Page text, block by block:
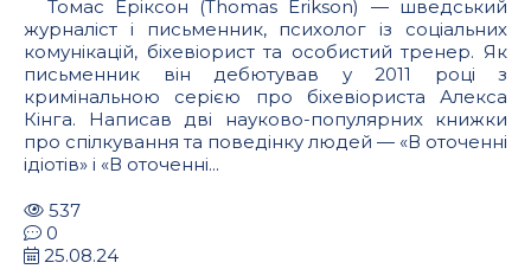
Томас Еріксон (Thomas Erikson) — шведський
журналіст і письменник, психолог із соціальних
комунікацій, біхевіорист та особистий тренер. Як
письменник він дебютував у 2011 році з
кримінальною серією про біхевіориста Алекса
Кінга. Написав дві науково-популярних книжки
про спілкування та поведінку людей — «В оточенні
ідіотів» і «В оточенні...
537
0
25.08.24